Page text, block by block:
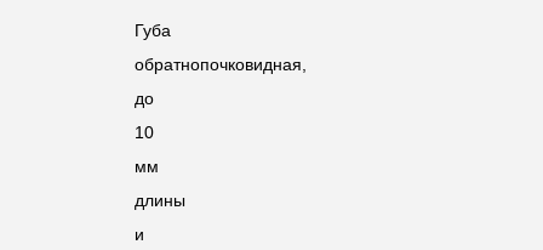
Губа
обратнопочковидная,
до
10
мм
длины
и